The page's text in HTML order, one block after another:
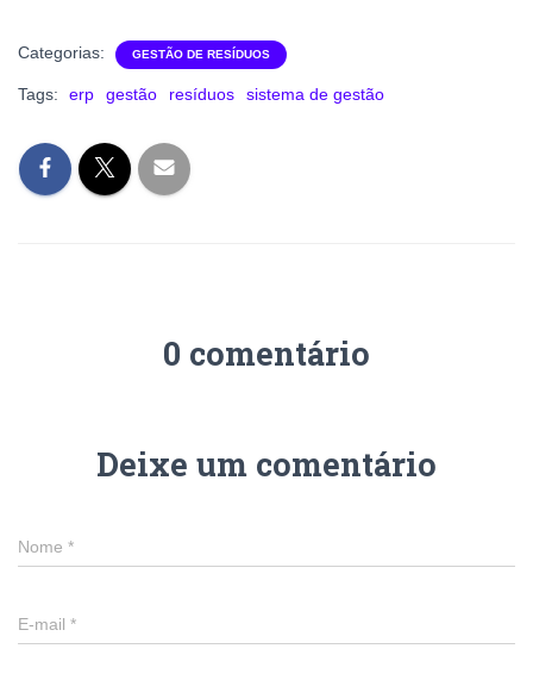
Categorias: GESTÃO DE RESÍDUOS
Tags: erp gestão resíduos sistema de gestão
0 comentário
Deixe um comentário
Nome *
E-mail *